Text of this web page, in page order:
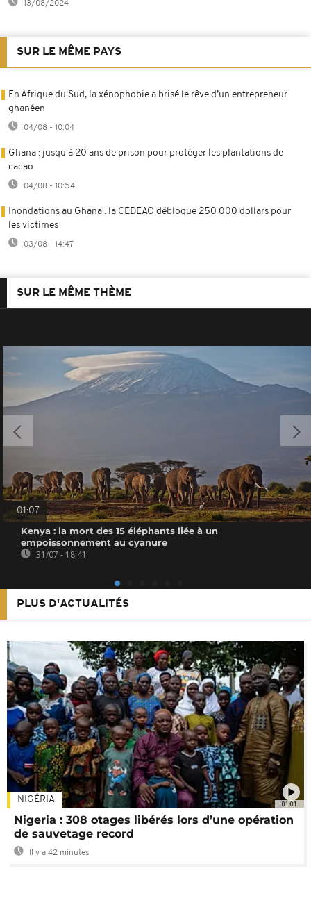
13/08/2024
SUR LE MÊME PAYS
En Afrique du Sud, la xénophobie a brisé le rêve d’un entrepreneur
ghanéen
04/08 - 10:04
Ghana : jusqu'à 20 ans de prison pour protéger les plantations de
cacao
04/08 - 10:54
Inondations au Ghana : la CEDEAO débloque 250 000 dollars pour
les victimes
03/08 - 14:47
SUR LE MÊME THÈME
01:07
Kenya : la mort des 15 éléphants liée à un
empoissonnement au cyanure
31/07 - 18:41
PLUS D'ACTUALITÉS
01:01
NIGÉRIA
Nigeria : 308 otages libérés lors d’une opération
de sauvetage record
Il y a 42 minutes